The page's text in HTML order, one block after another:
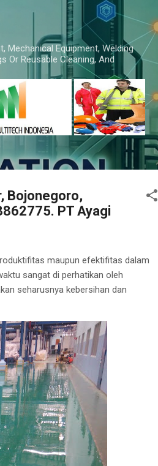
Mechanical Equipment, Welding
Or Reusable Cleaning, And
Bojonegoro,
PT Ayagi
maupun efektifitas dalam
sangat di perhatikan oleh
seharusnya kebersihan dan